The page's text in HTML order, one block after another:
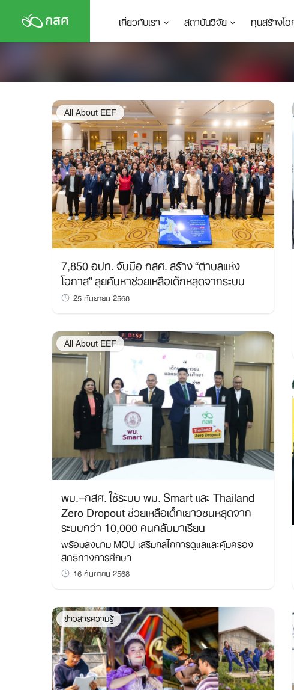
content
เกี่ยวกับเรา สถาบันวิจัย ทุนสร้างโ
All About EEF
7,850 อปท. จับมือ กสศ. สร้าง “ตำบลแห่ง
โอกาส” ลุยค้นหาช่วยเหลือเด็กหลุดจากระบบ
25 กันยายน 2568
All About EEF
พม.–กสศ. ใช้ระบบ พม. Smart และ Thailand
Zero Dropout ช่วยเหลือเด็กเยาวชนหลุดจาก
ระบบกว่า 10,000 คนกลับมาเรียน
พร้อมลงนาม MOU เสริมกลไกการดูแลและคุ้มครอง
สิทธิทางการศึกษา
16 กันยายน 2568
ข่าวสารความรู้